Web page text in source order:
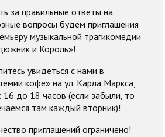
за правильные ответы на
вопросы будем приглашения
музыкальной трагикомедии
и Король»!
увидеться с нами в
кофе» на ул. Карла Маркса,
16 до 18 часов (если забыли, то
там каждый вторник)!
приглашений ограничено!